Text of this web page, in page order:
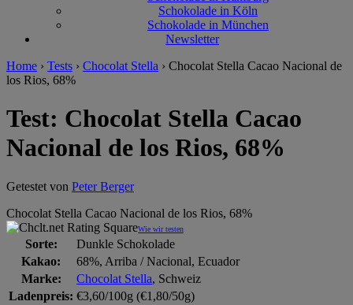
Schokolade in Köln
Schokolade in München
Newsletter
Home › Tests › Chocolat Stella › Chocolat Stella Cacao Nacional de
los Rios, 68%
Test: Chocolat Stella Cacao
Nacional de los Rios, 68%
Getestet von Peter Berger
Chocolat Stella Cacao Nacional de los Rios, 68%
Wie wir testen
Sorte:
Dunkle Schokolade
Kakao:
68%, Arriba / Nacional, Ecuador
Marke:
Chocolat Stella, Schweiz
Ladenpreis: €3,60/100g (€1,80/50g)